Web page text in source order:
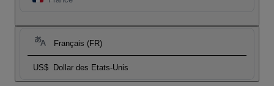
Français (FR)
US$ Dollar des Etats-Unis